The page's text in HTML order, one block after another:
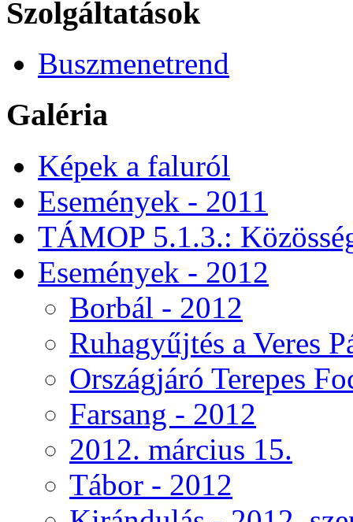
Szolgáltatások
Buszmenetrend
Galéria
Képek a faluról
Események - 2011
TÁMOP 5.1.3.:
Események - 2012
Borbál - 2012
Ruhagyűjtés a Veres
Országjáró Terepes
Farsang - 2012
2012. március 15.
Tábor - 2012